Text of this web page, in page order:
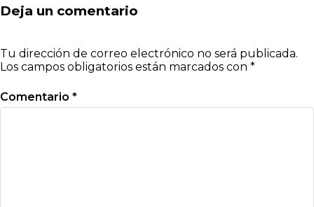
Deja un comentario
Tu dirección de correo electrónico no será publicada.
Los campos obligatorios están marcados con *
Comentario *